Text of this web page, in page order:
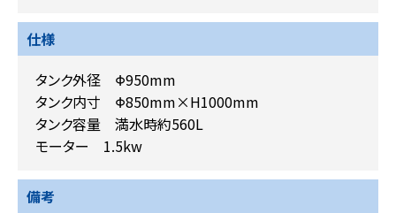
仕様
タンク外径 Φ950mm
タンク内寸 Φ850mm×H1000mm
タンク容量 満水時約560L
モーター 1.5kw
備考